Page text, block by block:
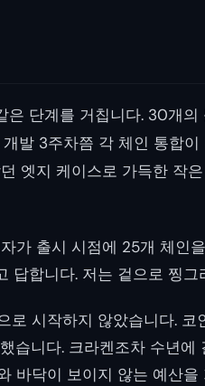
단계를 거칩니다. 30개
발 3주차쯤 각 체인 통합이
엣지 케이스로 가득한 작
가 출시 시점에 25개 체인
답합니다. 저는 겉으로 찡그
시작하지 않았습니다. 코
습니다. 크라켄조차 수년에
바닥이 보이지 않는 예산을